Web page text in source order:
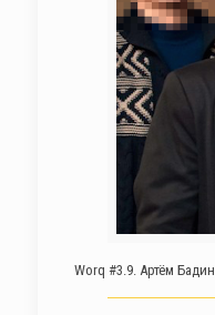
Worq #3.9. Артём Бадин